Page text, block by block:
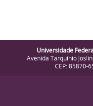
Universidade
Avenida Tarquínio
CEP: 85870-